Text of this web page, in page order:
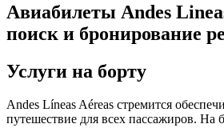
Авиабилеты Andes
поиск и бронирование
Услуги на борту
Andes Líneas Aéreas стремится
путешествие для всех пассажиров. На